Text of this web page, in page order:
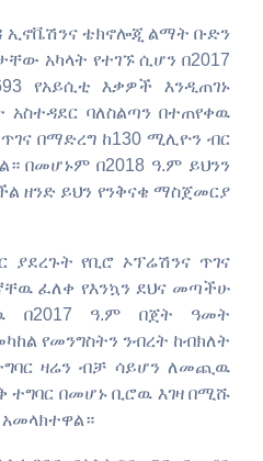
ኢኖቬሽንና ቴክኖሎጂ ልማት ቡድን
አካላት የተገኙ ሲሆን በ2017
የአይሲቲ እቃዎች እንዲጠገኑ
አስተዳደር ባለስልጣን በተጠየቀዉ
በማድረግ ከ130 ሚሊዮን ብር
በመሆኑም በ2018 ዓ.ም ይህንን
ዘንድ ይህን የንቅናቄ ማስጀመርያ
ያደረጉት የቢሮ ኦፕሬሽንና ጥገና
ፈለቀ የእንኳን ደህና መጣችሁ
በ2017 ዓ.ም በጀት ዓመት
የመንግስትን ንብረት ከብክለት
ዛሬን ብቻ ሳይሆን ለመጪዉ
በመሆኑ ቢሮዉ እገዛ በሚሹ
አመላክተዋል።